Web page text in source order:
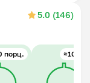
5.0 (146)
порц. ≈10 шт.